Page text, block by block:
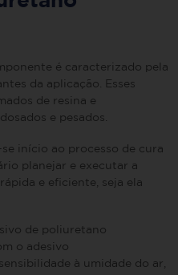
é caracterizado pela
da aplicação. Esses
de resina e
e pesados.
início ao processo de cura
planejar e executar a
e eficiente, seja ela
de poliuretano
o adesivo
à umidade do ar,